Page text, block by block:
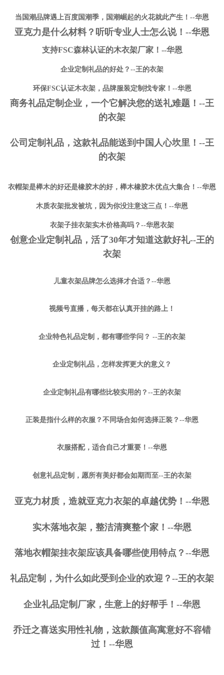
当国潮品牌遇上百度国潮季，国潮崛起的火花就此产生！--华恩
亚克力是什么材料？听听专业人士怎么说！--华恩
支持FSC森林认证的木衣架厂家！--华恩
企业定制礼品的好处？--王的衣架
环保FSC认证木衣架，品牌服装定制找专家！--华恩
商务礼品定制企业，一个它解决您的送礼难题！--王
的衣架
公司定制礼品，这款礼品能送到中国人心坎里！--王
的衣架
衣帽架是榉木的好还是橡胶木的好，榉木橡胶木优点大集合！--华恩
木质衣架批发被坑，因为你没注意这三点！--华恩
衣架子挂衣架实木价格高吗？--华恩衣架
创意企业定制礼品，活了30年才知道这款好礼--王的
衣架
儿童衣架品牌怎么选择才合适？--华恩
视频号直播，每天都在认真开挂的路上！
企业特色礼品定制，都有哪些学问？ --王的衣架
企业定制礼品，怎样发挥更大的意义？
企业定制礼品有哪些比较实用的？--王的衣架
正装是指什么样的衣服？不同场合如何选择正装？--华恩
衣服搭配，适合自己才重要！--华恩
创意礼品定制，愿所有美好都会如期而至--王的衣架
亚克力材质，造就亚克力衣架的卓越优势！--华恩
实木落地衣架，整洁清爽整个家！--华恩
落地衣帽架挂衣架应该具备哪些使用特点？--华恩
礼品定制，为什么如此受到企业的欢迎？--王的衣架
企业礼品定制厂家，生意上的好帮手！--华恩
乔迁之喜送实用性礼物，这款颜值高寓意好不容错
过！--华恩